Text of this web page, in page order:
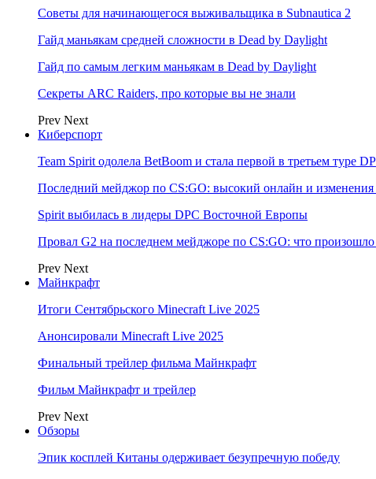
Советы для начинающегося выживальщика в Subnautica 2
Гайд маньякам средней сложности в Dead by Daylight
Гайд по самым легким маньякам в Dead by Daylight
Секреты ARC Raiders, про которые вы не знали
Prev Next
Киберспорт
Team Spirit одолела BetBoom и стала первой в третьем туре
Последний мейджор по CS:GO: высокий онлайн и
Spirit выбилась в лидеры DPC Восточной Европы
Провал G2 на последнем мейджоре по CS:GO: что произошло
Prev Next
Майнкрафт
Итоги Сентябрьского Minecraft Live 2025
Анонсировали Minecraft Live 2025
Финальный трейлер фильма Майнкрафт
Фильм Майнкрафт и трейлер
Prev Next
Обзоры
Эпик косплей Китаны одерживает безупречную победу